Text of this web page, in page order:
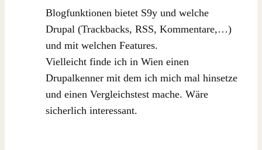
Blogfunktionen bietet S9y und welche
Drupal (Trackbacks, RSS, Kommentare,…)
und mit welchen Features.
Vielleicht finde ich in Wien einen
Drupalkenner mit dem ich mich mal hinsetze
und einen Vergleichstest mache. Wäre
sicherlich interessant.